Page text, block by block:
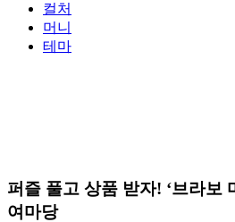
컬처
머니
테마
퍼즐 풀고 상품 받자! ‘브라보
여마당